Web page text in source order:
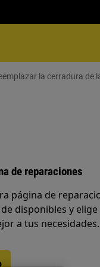
la cerradura de
de reparaciones
página de
disponibles y elige
a tus necesidades.